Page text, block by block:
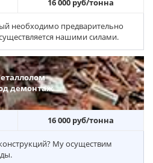
16 000 руб/тонна
необходимо предварительно
нашими силами.
демонтаж
16 000 руб/тонна
Му осуществим